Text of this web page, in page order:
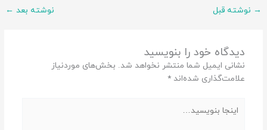
→ نوشته قبل نوشته بعد ←
دیدگاه‌ خود را بنویسید
نشانی ایمیل شما منتشر نخواهد شد. بخش‌های موردنیاز
علامت‌گذاری شده‌اند *
بنویسید…